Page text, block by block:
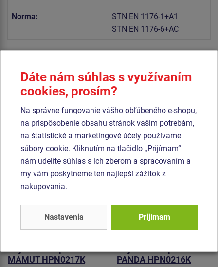
Norma:
STN EN 1176-1+A1
STN EN 1176-6+AC
plastu HDPE (celoprefarbený polyetylén s vysokou
hustotou, ktorýsa vyznačuje vysokou farebnou stálosťou,
odolnosťou proti UV žiareniu a hlavne bezpečnosťou,
pretože je nelámavý a nehrozí tak žiadne nebezpečenstvo
zranenia detí ostrými úlomkami).
Pružina hojdačky je vyrobená zo špeciálnej pružinárskej
ocele a je upravená duplexným nástrekom práškovou
vypaľovacou farbou podľa RAL. Všetok spojovací materiál
je pozinkovaný alebo nerezový.
Podobný tovar
Hojdačka na pružine -
MAMUT HPN0217K
Hojdačka na pružine -
PANDA HPN0216K
Dáte nám súhlas s využívaním
cookies, prosím?
Na správne fungovanie vášho obľúbeného e-shopu,
na prispôsobenie obsahu stránok vašim potrebám,
na štatistické a marketingové účely používame
súbory cookie. Kliknutím na tlačidlo „Prijímam“
nám udelíte súhlas s ich zberom a spracovaním a
my vám poskytneme ten najlepší zážitok z
nakupovania.
Nastavenia Prijímam